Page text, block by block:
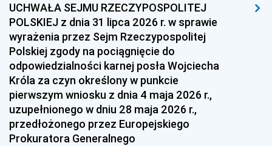
UCHWAŁA SEJMU RZECZYPOSPOLITEJ
POLSKIEJ z dnia 31 lipca 2026 r. w sprawie
wyrażenia przez Sejm Rzeczypospolitej
Polskiej zgody na pociągnięcie do
odpowiedzialności karnej posła Wojciecha
Króla za czyn określony w punkcie
pierwszym wniosku z dnia 4 maja 2026 r.,
uzupełnionego w dniu 28 maja 2026 r.,
przedłożonego przez Europejskiego
Prokuratora Generalnego